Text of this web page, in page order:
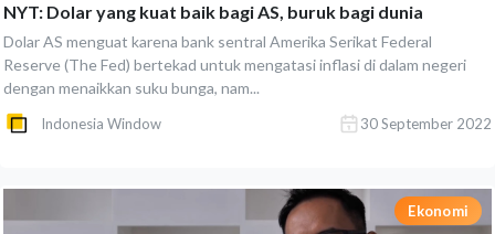
NYT: Dolar yang kuat baik bagi AS, buruk bagi dunia
Dolar AS menguat karena bank sentral Amerika Serikat Federal
Reserve (The Fed) bertekad untuk mengatasi inflasi di dalam negeri
dengan menaikkan suku bunga, nam...
Indonesia Window 30 September 2022
Ekonomi